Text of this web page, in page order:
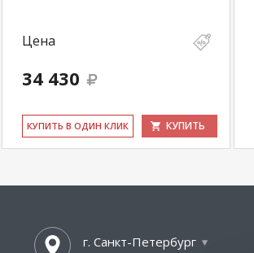
Цена
34 430
КУ­ПИТЬ В ОДИН КЛИК КУПИТЬ
г. Санкт-Петербург